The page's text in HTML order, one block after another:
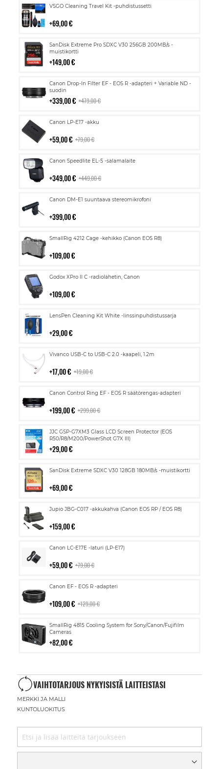
VSGO Cleaning Travel Kit -puhdistussetti
69,00 €
Lisää
SanDisk Extreme Pro SDXC V30 256GB 200MB/s -
muistikortti
149,00 €
Lisää
ostoskoriin
Canon Drop-In Filter EF - EOS R -adapteri + Variable ND -
suodin
339,00 € 479,00 €
Lisää
ostoskoriin
Canon LP-E17 -akku
59,00 € 79,00 €
Lisää
Canon Speedlite EL-5 -salamalaite
349,00 € 449,00 €
Lisää
Canon DM-E1 suuntaava stereomikrofoni
399,00 €
Lisää
SmallRig 4212 Cage -kehikko (Canon EOS R8)
109,00 €
Lisää
Godox XPro II C -radiolähetin, Canon
109,00 €
Lisää
LensPen Cleaning Kit White -linssinpuhdistussarja
29,00 €
Lisää
Vivanco USB-C to USB-C 2.0 -kaapeli, 1.2m
17,00 € 19,00 €
Lisää
Canon Control Ring EF - EOS R säätörengas-adapteri
199,00 € 299,00 €
Lisää
JJC GSP-G7XM3 Glass LCD Screen Protector (EOS
R50/R8/M200/PowerShot G7X III)
29,00 €
Lisää
ostoskoriin
SanDisk Extreme SDXC V30 128GB 180MB/s -muistikortti
69,00 €
Lisää
Jupio JBG-C017 -akkukahva (Canon EOS RP / EOS R8)
159,00 €
Lisää
Canon LC-E17E -laturi (LP-E17)
59,00 € 79,00 €
Lisää
Canon EF - EOS R -adapteri
109,00 € 129,00 €
Lisää
SmallRig 4815 Cooling System for Sony/Canon/Fujifilm
Cameras
82,00 €
Lisää
ostoskoriin
VAIHTOTARJOUS NYKYISISTÄ LAITTEISTASI
MERKKI JA MALLI
KUNTOLUOKITUS